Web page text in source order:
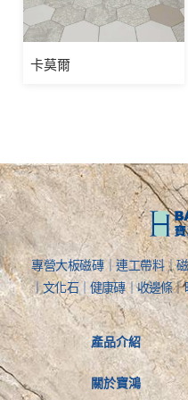
卡莫爾
專營大板磁磚｜連工帶料｜
｜文化石｜健康磚｜收邊條
產品介紹
關於寶鴻